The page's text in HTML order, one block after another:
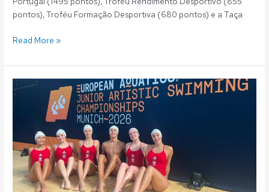
pontos), Troféu Formação Desportiva (680 pontos) e a Taça
Read More »
Natação
Artística:
European
Junior
Artistic
Swimming
Championships